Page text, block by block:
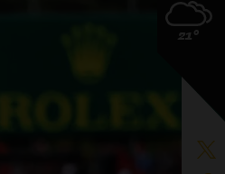
21°